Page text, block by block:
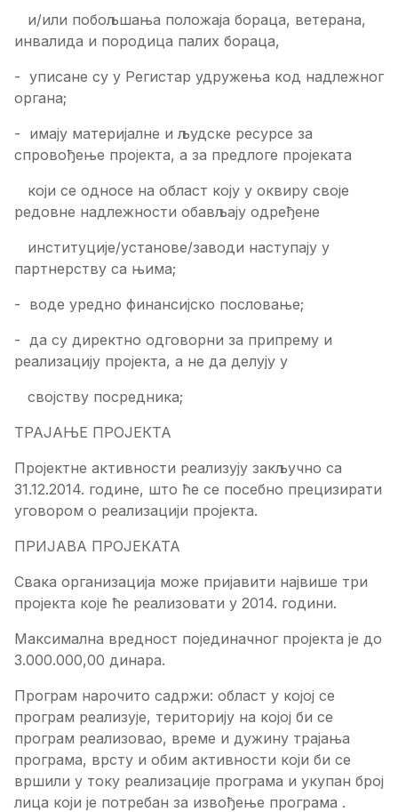
и/или побољшања положаја бораца, ветерана,
инвалида и породица палих бораца,
- уписане су у Регистар удружења код надлежног
органа;
- имају материјалне и људске ресурсе за
спровођење пројекта, а за предлоге пројеката
који се односе на област коју у оквиру своје
редовне надлежности обављају одређене
институције/установе/заводи наступају у
партнерству са њима;
- воде уредно финансијско пословање;
- да су директно одговорни за припрему и
реализацију пројекта, а не да делују у
својству посредника;
ТРАЈАЊЕ ПРОЈЕКТА
Пројектне активности реализују закључно са
31.12.2014. године, што ће се посебно прецизирати
уговором о реализацији пројекта.
ПРИЈАВА ПРОЈЕКАТА
Свака организација може пријавити највише три
пројекта које ће реализовати у 2014. години.
Максимална вредност појединачног пројекта је до
3.000.000,00 динара.
Програм нарочито садржи: област у којој се
програм реализује, територију на којој би се
програм реализовао, време и дужину трајања
програма, врсту и обим активности који би се
вршили у току реализације програма и укупан број
лица који је потребан за извођење програма .